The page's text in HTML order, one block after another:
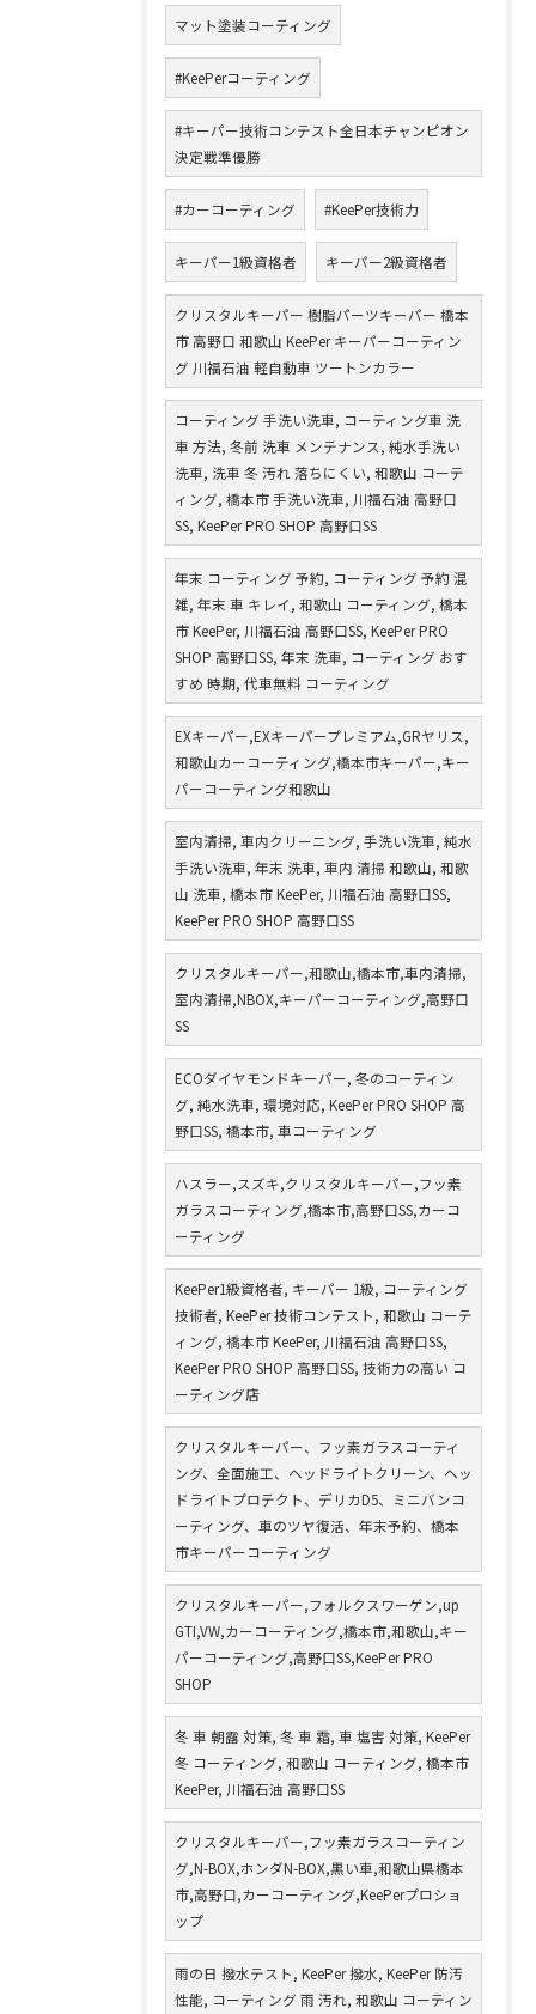
マット塗装コーティング
#KeePerコーティング
#キーパー技術コンテスト全日本チャンピオン
決定戦準優勝
#カーコーティング #KeePer技術力
キーパー1級資格者 キーパー2級資格者
クリスタルキーパー 樹脂パーツキーパー 橋本
市 高野口 和歌山 KeePer キーパーコーティン
グ 川福石油 軽自動車 ツートンカラー
コーティング 手洗い洗車, コーティング車 洗
車 方法, 冬前 洗車 メンテナンス, 純水手洗い
洗車, 洗車 冬 汚れ 落ちにくい, 和歌山 コーテ
ィング, 橋本市 手洗い洗車, 川福石油 高野口
SS, KeePer PRO SHOP 高野口SS
年末 コーティング 予約, コーティング 予約 混
雑, 年末 車 キレイ, 和歌山 コーティング, 橋本
市 KeePer, 川福石油 高野口SS, KeePer PRO
SHOP 高野口SS, 年末 洗車, コーティング おす
すめ 時期, 代車無料 コーティング
EXキーパー,EXキーパープレミアム,GRヤリス,
和歌山カーコーティング,橋本市キーパー,キー
パーコーティング和歌山
室内清掃, 車内クリーニング, 手洗い洗車, 純水
手洗い洗車, 年末 洗車, 車内 清掃 和歌山, 和歌
山 洗車, 橋本市 KeePer, 川福石油 高野口SS,
KeePer PRO SHOP 高野口SS
クリスタルキーパー,和歌山,橋本市,車内清掃,
室内清掃,NBOX,キーパーコーティング,高野口
SS
ECOダイヤモンドキーパー, 冬のコーティン
グ, 純水洗車, 環境対応, KeePer PRO SHOP 高
野口SS, 橋本市, 車コーティング
ハスラー,スズキ,クリスタルキーパー,フッ素
ガラスコーティング,橋本市,高野口SS,カーコ
ーティング
KeePer1級資格者, キーパー 1級, コーティング
技術者, KeePer 技術コンテスト, 和歌山 コーテ
ィング, 橋本市 KeePer, 川福石油 高野口SS,
KeePer PRO SHOP 高野口SS, 技術力の高い コ
ーティング店
クリスタルキーパー、フッ素ガラスコーティ
ング、全面施工、ヘッドライトクリーン、ヘッ
ドライトプロテクト、デリカD5、ミニバンコ
ーティング、車のツヤ復活、年末予約、橋本
市キーパーコーティング
クリスタルキーパー,フォルクスワーゲン,up
GTI,VW,カーコーティング,橋本市,和歌山,キー
パーコーティング,高野口SS,KeePer PRO
SHOP
冬 車 朝露 対策, 冬 車 霜, 車 塩害 対策, KeePer
冬 コーティング, 和歌山 コーティング, 橋本市
KeePer, 川福石油 高野口SS
クリスタルキーパー,フッ素ガラスコーティン
グ,N-BOX,ホンダN-BOX,黒い車,和歌山県橋本
市,高野口,カーコーティング,KeePerプロショ
ップ
雨の日 撥水テスト, KeePer 撥水, KeePer 防汚
性能, コーティング 雨 汚れ, 和歌山 コーティン